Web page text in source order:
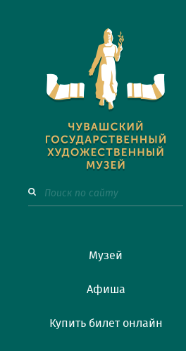
Музей
Афиша
Купить билет онлайн